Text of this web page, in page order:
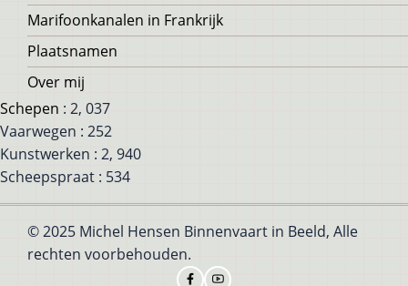
Marifoonkanalen in Frankrijk
Plaatsnamen
Over mij
Schepen : 2, 037
Vaarwegen : 252
Kunstwerken : 2, 940
Scheepspraat : 534
© 2025 Michel Hensen Binnenvaart in Beeld, Alle
rechten voorbehouden.